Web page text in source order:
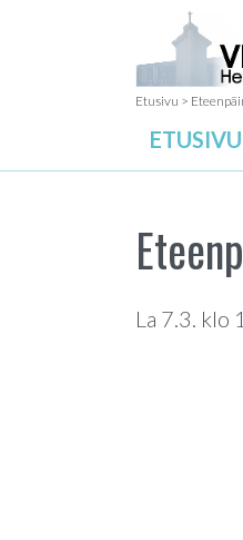
Etusivu >
ETUSIVU
La 7.3. klo